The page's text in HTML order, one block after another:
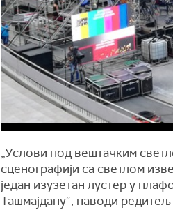
„Услови под вештачким
сценографији са светлом
један изузетан лустер у
Ташмајдану“, наводи